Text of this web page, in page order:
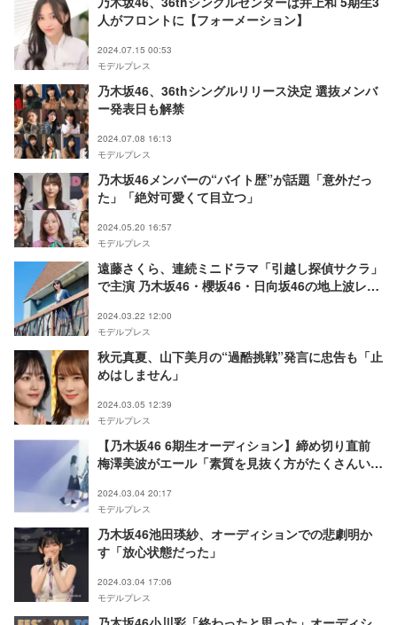
人がフロントに【フォーメーション】
2024.07.15 00:53
モデルプレス
乃木坂46、36thシングルリリース決定 選抜メンバ
ー発表日も解禁
2024.07.08 16:13
モデルプレス
乃木坂46メンバーの“バイト歴”が話題「意外だっ
た」「絶対可愛くて目立つ」
2024.05.20 16:57
モデルプレス
遠藤さくら、連続ミニドラマ「引越し探偵サクラ」
で主演 乃木坂46・櫻坂46・日向坂46の地上波レギ
2024.03.22 12:00
モデルプレス
秋元真夏、山下美月の“過酷挑戦”発言に忠告も「止
めはしません」
2024.03.05 12:39
モデルプレス
【乃木坂46 6期生オーディション】締め切り直前
梅澤美波がエール「素質を見抜く方がたくさんい
2024.03.04 20:17
モデルプレス
乃木坂46池田瑛紗、オーディションでの悲劇明か
す「放心状態だった」
2024.03.04 17:06
モデルプレス